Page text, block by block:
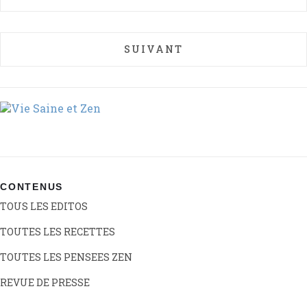
ARTICLE SUIVANT :
SUIVANT
CONTENUS
TOUS LES EDITOS
TOUTES LES RECETTES
TOUTES LES PENSEES ZEN
REVUE DE PRESSE